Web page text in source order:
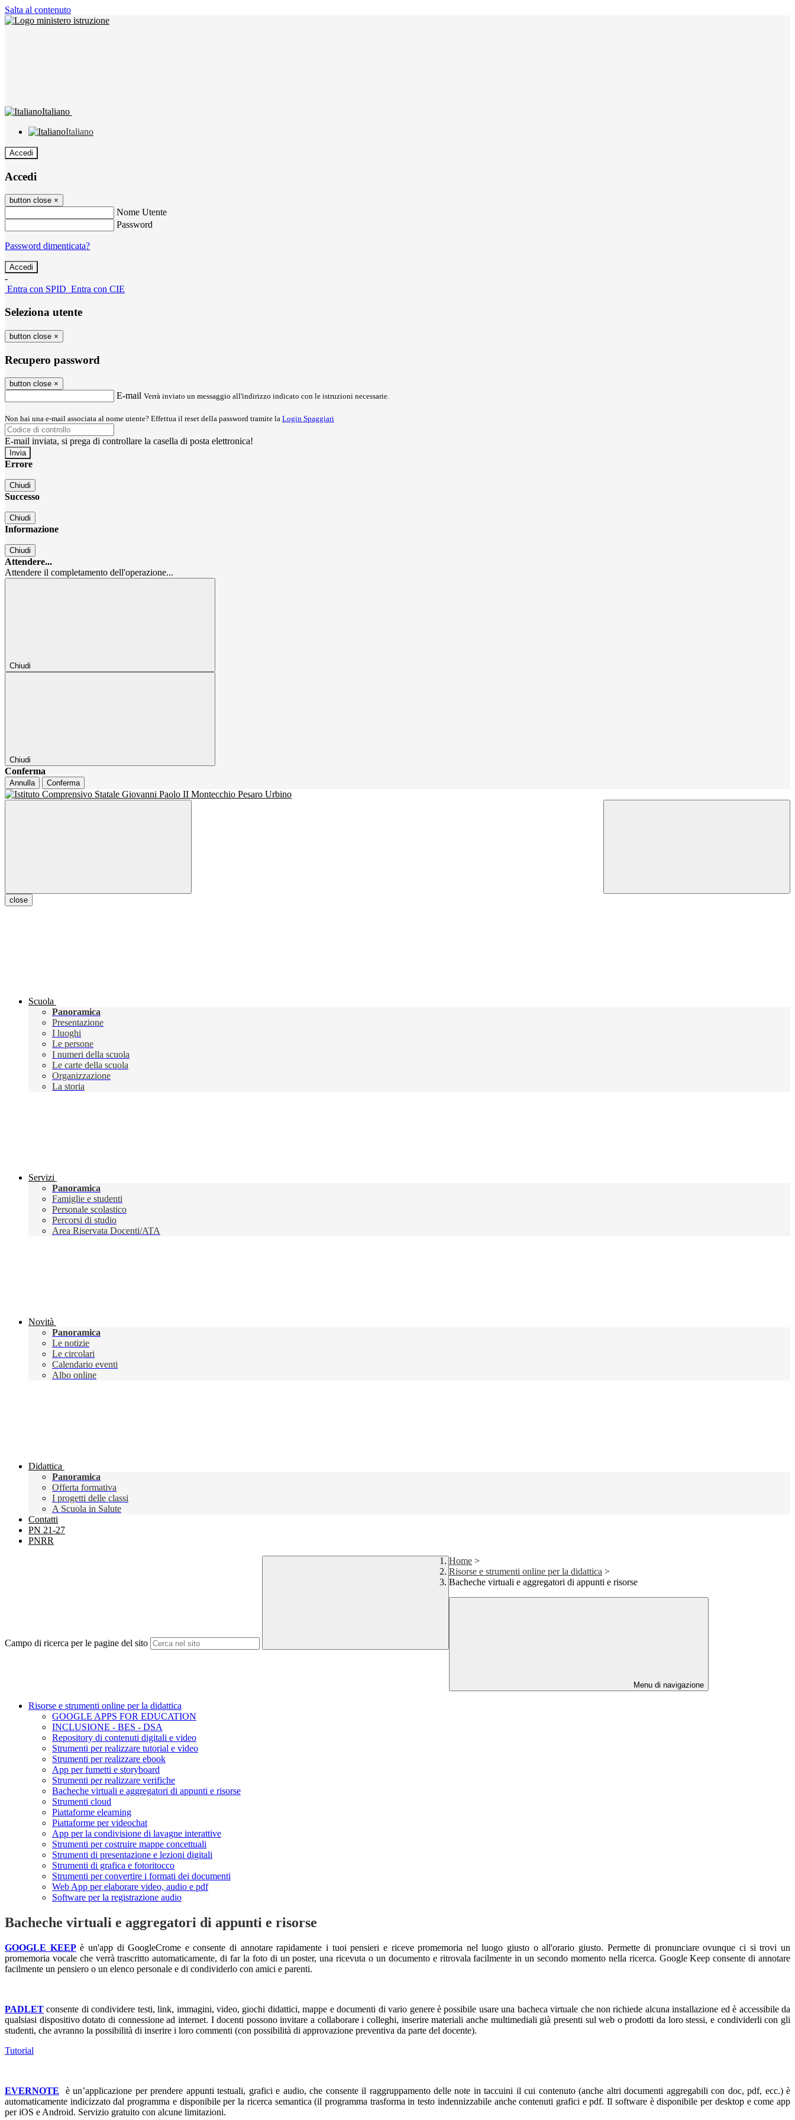
Salta al contenuto
Italiano
Italiano
Accedi
Accedi
button close ×
Nome Utente
Password
Password dimenticata?
-
Entra con SPID Entra con CIE
Seleziona utente
button close ×
Recupero password
button close ×
E-mail Verrà inviato un messaggio all'indirizzo indicato con le istruzioni necessarie.
Non hai una e-mail associata al nome utente? Effettua il reset della password tramite la Login Spaggiari
E-mail inviata, si prega di controllare la casella di posta elettronica!
Errore
Chiudi
Successo
Chiudi
Informazione
Chiudi
Attendere...
Attendere il completamento dell'operazione...
Chiudi
Chiudi
Conferma
Annulla Conferma
close
Scuola
Panoramica
Presentazione
I luoghi
Le persone
I numeri della scuola
Le carte della scuola
Organizzazione
La storia
Servizi
Panoramica
Famiglie e studenti
Personale scolastico
Percorsi di studio
Area Riservata Docenti/ATA
Novità
Panoramica
Le notizie
Le circolari
Calendario eventi
Albo online
Didattica
Panoramica
Offerta formativa
I progetti delle classi
A Scuola in Salute
Contatti
PN 21-27
PNRR
Campo di ricerca per le pagine del sito
Home >
Risorse e strumenti online per la didattica >
Bacheche virtuali e aggregatori di appunti e risorse
Menu di navigazione
Risorse e strumenti online per la didattica
GOOGLE APPS FOR EDUCATION
INCLUSIONE - BES - DSA
Repository di contenuti digitali e video
Strumenti per realizzare tutorial e video
Strumenti per realizzare ebook
App per fumetti e storyboard
Strumenti per realizzare verifiche
Bacheche virtuali e aggregatori di appunti e risorse
Strumenti cloud
Piattaforme elearning
Piattaforme per videochat
App per la condivisione di lavagne interattive
Strumenti per costruire mappe concettuali
Strumenti di presentazione e lezioni digitali
Strumenti di grafica e fotoritocco
Strumenti per convertire i formati dei documenti
Web App per elaborare video, audio e pdf
Software per la registrazione audio
Bacheche virtuali e aggregatori di appunti e risorse
GOOGLE KEEPè un'app di GoogleCrome e consente di annotare rapidamente i tuoi pensieri e riceve promemoria nel luogo giusto o all'orario giusto. Permette di pronunciare ovunque ci si trovi un
promemoria vocale che verrà trascritto automaticamente, di far la foto di un poster, una ricevuta o un documento e ritrovala facilmente in un secondo momento nella ricerca. Google Keep consente di annotare
facilmente un pensiero o un elenco personale e di condividerlo con amici e parenti.
PADLET consente di condividere testi, link, immagini, video, giochi didattici, mappe e documenti di vario genere è possibile usare una bacheca virtuale che non richiede alcuna installazione ed è accessibile da
qualsiasi dispositivo dotato di connessione ad internet. I docenti possono invitare a collaborare i colleghi, inserire materiali anche multimediali già presenti sul web o prodotti da loro stessi, e condividerli con gli
studenti, che avranno la possibilità di inserire i loro commenti (con possibilità di approvazione preventiva da parte del docente).
Tutorial
EVERNOTE è un’applicazione per prendere appunti testuali, grafici e audio, che consente il raggruppamento delle note in taccuini il cui contenuto (anche altri documenti aggregabili con doc, pdf, ecc.) è
automaticamente indicizzato dal programma e disponibile per la ricerca semantica (il programma trasforma in testo indennizzabile anche contenuti grafici e pdf. Il software è disponibile per desktop e come app
per iOS e Android. Servizio gratuito con alcune limitazioni.